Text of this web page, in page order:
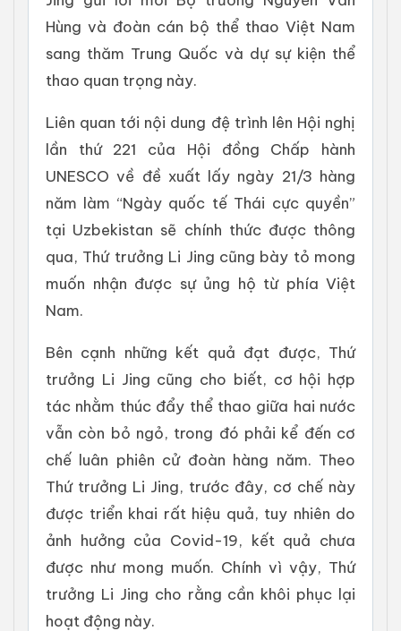
Hùng và đoàn cán bộ thể thao Việt Nam
sang thăm Trung Quốc và dự sự kiện thể
thao quan trọng này.
Liên quan tới nội dung đệ trình lên Hội nghị
lần thứ 221 của Hội đồng Chấp hành
UNESCO về đề xuất lấy ngày 21/3 hàng
năm làm “Ngày quốc tế Thái cực quyền”
tại Uzbekistan sẽ chính thức được thông
qua, Thứ trưởng Li Jing cũng bày tỏ mong
muốn nhận được sự ủng hộ từ phía Việt
Nam.
Bên cạnh những kết quả đạt được, Thứ
trưởng Li Jing cũng cho biết, cơ hội hợp
tác nhằm thúc đẩy thể thao giữa hai nước
vẫn còn bỏ ngỏ, trong đó phải kể đến cơ
chế luân phiên cử đoàn hàng năm. Theo
Thứ trưởng Li Jing, trước đây, cơ chế này
được triển khai rất hiệu quả, tuy nhiên do
ảnh hưởng của Covid-19, kết quả chưa
được như mong muốn. Chính vì vậy, Thứ
trưởng Li Jing cho rằng cần khôi phục lại
hoạt động này.